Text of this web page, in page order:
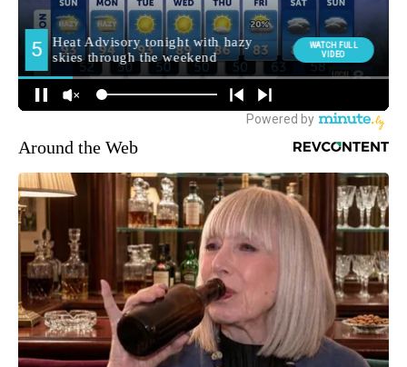
Around the Web